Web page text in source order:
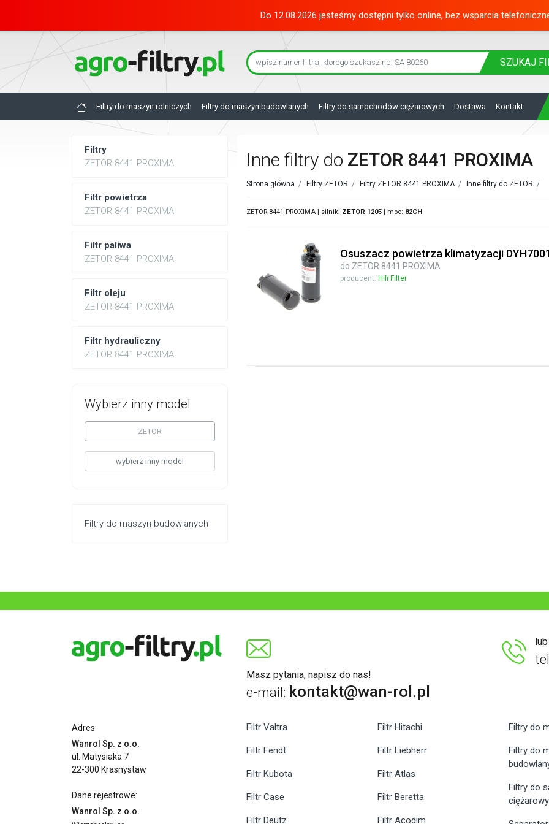
Do 12.08.2026 jesteśmy dostępni tylko online, bez wsparcia
SZUKAJ
Filtry do maszyn rolniczych Filtry do maszyn budowlanych Filtry do samochodów ciężarowych Dostawa Kontakt
Filtry
ZETOR 8441 PROXIMA
Filtr powietrza
ZETOR 8441 PROXIMA
Filtr paliwa
ZETOR 8441 PROXIMA
Filtr oleju
ZETOR 8441 PROXIMA
Filtr hydrauliczny
ZETOR 8441 PROXIMA
Wybierz inny model
ZETOR
wybierz inny model
Filtry do maszyn budowlanych
Inne filtry do ZETOR 8441 PROXIMA
Strona główna / Filtry ZETOR / Filtry ZETOR 8441 PROXIMA/ Inne filtry do ZETOR /
ZETOR 8441 PROXIMA | silnik: ZETOR 1205 | moc: 82CH
Osuszacz powietrza klimatyzacji
do ZETOR 8441 PROXIMA
producent: Hifi Filter
Masz pytania, napisz do nas!
e-mail: kontakt@wan-rol.pl
Adres:
Wanrol Sp. z o.o.
ul. Matysiaka 7
22-300 Krasnystaw
Dane rejestrowe:
Wanrol Sp. z o.o.
Filtr Valtra
Filtr Fendt
Filtr Kubota
Filtr Case
Filtr Deutz
Filtr Hitachi
Filtr Liebherr
Filtr Atlas
Filtr Beretta
Filtr Acodim
Filtry do
Filtry do
Filtry do